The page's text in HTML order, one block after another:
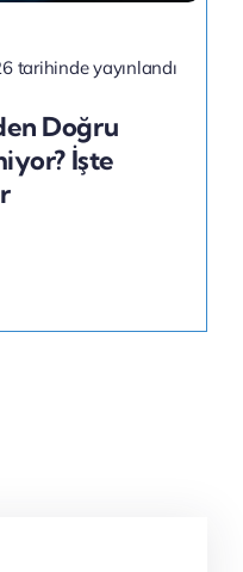
tarihinde yayınlandı
Doğru
İşte